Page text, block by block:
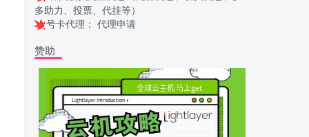
多助力、投票、代挂等）
号卡代理： 代理申请
赞助